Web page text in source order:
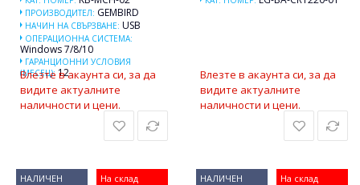
ПРОИЗВОДИТЕЛ: GEMBIRD
НАЧИН НА СВЪРЗВАНЕ: USB
ОПЕРАЦИОННА СИСТЕМА:
Windows 7/8/10
ГАРАНЦИОННИ УСЛОВИЯ
(МЕСЕЦ): 12
Влезте в акаунта си, за да
видите актуалните
наличности и цени.
Влезте в акаунта си, за да
видите актуалните
наличности и цени.
На склад
НАЛИЧЕН На склад
НАЛИЧЕН